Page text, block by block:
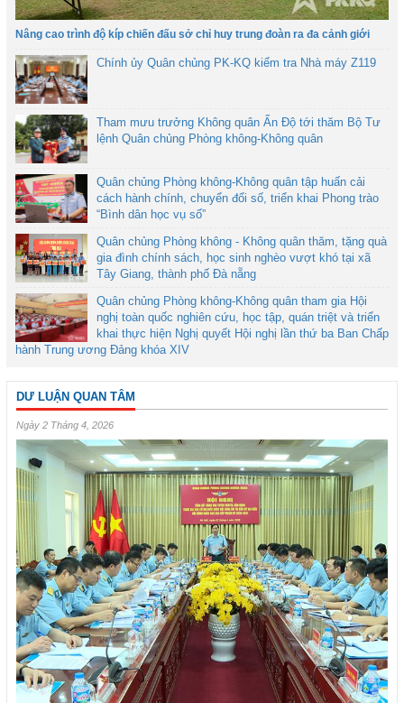
Nâng cao trình độ kíp chiến đấu sở chỉ huy trung đoàn ra đa cảnh giới
Chính ủy Quân chủng PK-KQ kiểm tra Nhà máy Z119
Tham mưu trưởng Không quân Ấn Độ tới thăm Bộ Tư
lệnh Quân chủng Phòng không-Không quân
Quân chủng Phòng không-Không quân tập huấn cải
cách hành chính, chuyển đổi số, triển khai Phong trào
“Bình dân học vụ số”
Quân chủng Phòng không - Không quân thăm, tặng quà
gia đình chính sách, học sinh nghèo vượt khó tại xã
Tây Giang, thành phố Đà nẵng
Quân chủng Phòng không-Không quân tham gia Hội
nghị toàn quốc nghiên cứu, học tập, quán triệt và triển
khai thực hiện Nghị quyết Hội nghị lần thứ ba Ban Chấp
hành Trung ương Đảng khóa XIV
DƯ LUẬN QUAN TÂM
Ngày 2 Tháng 4, 2026